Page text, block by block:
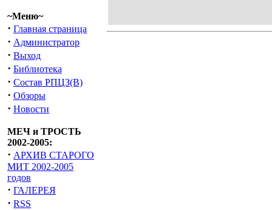
~Меню~
· Главная страница
· Администратор
· Выход
· Библиотека
· Состав РПЦЗ(В)
· Обзоры
· Новости
МЕЧ и ТРОСТЬ
2002-2005:
· АРХИВ СТАРОГО
МИТ 2002-2005
годов
· ГАЛЕРЕЯ
· RSS